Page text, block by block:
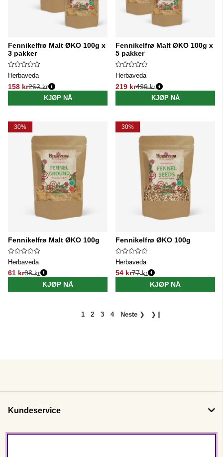
Fennikelfrø Malt ØKO 100g x
3 pakker
Herbaveda
158 kr
Vanlig pris:
263 kr
KJØP NÅ
Fennikelfrø Malt ØKO 100g x
5 pakker
Herbaveda
219 kr
Vanlig pris:
439 kr
KJØP NÅ
30%
Fennikelfrø Malt ØKO 100g
Herbaveda
61 kr
Vanlig pris:
88 kr
KJØP NÅ
30%
Fennikelfrø ØKO 100g
Herbaveda
54 kr
Vanlig pris:
77 kr
KJØP NÅ
1 2 3 4 Neste ❯ ❯❙
Kundeservice